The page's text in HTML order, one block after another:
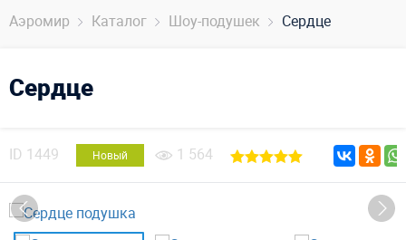
Аэромир Каталог Шоу-подушек Сердце
Сердце
ID 1449 Новый 1 564